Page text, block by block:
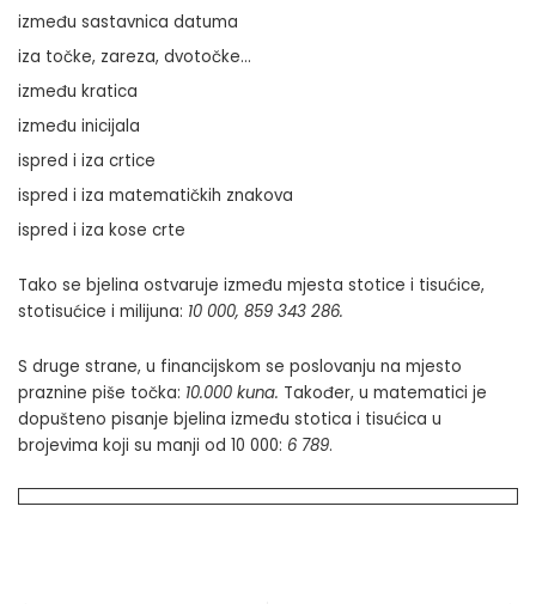
između sastavnica datuma
iza točke, zareza, dvotočke…
između kratica
između inicijala
ispred i iza crtice
ispred i iza matematičkih znakova
ispred i iza kose crte
Tako se bjelina ostvaruje između mjesta stotice i tisućice,
stotisućice i milijuna: 10 000, 859 343 286.
S druge strane, u financijskom se poslovanju na mjesto
praznine piše točka: 10.000 kuna. Također, u matematici je
dopušteno pisanje bjelina između stotica i tisućica u
brojevima koji su manji od 10 000: 6 789.